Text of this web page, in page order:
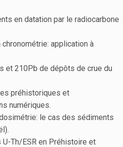
en datation par le radiocarbone
chronométrie: application à
et 210Pb de dépôts de crue du
préhistoriques et
numériques.
le cas des sédiments
Th/ESR en Préhistoire et